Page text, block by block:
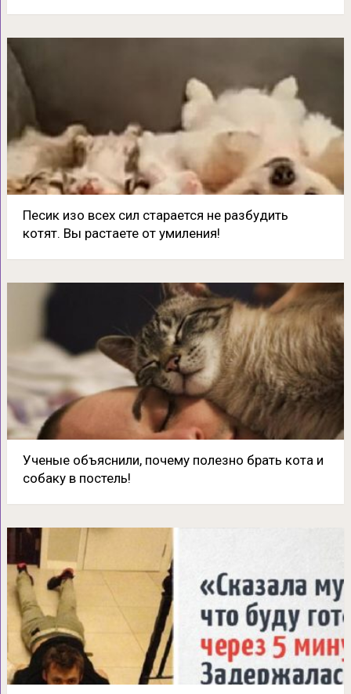
Песик изо всех сил старается не разбудить
котят. Вы растаете от умиления!
Ученые объяснили, почему полезно брать кота и
собаку в постель!